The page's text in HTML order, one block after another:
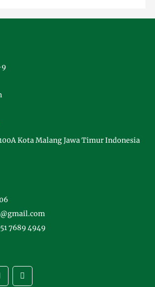
9
Kota Malang Jawa Timur Indonesia
7689 4949